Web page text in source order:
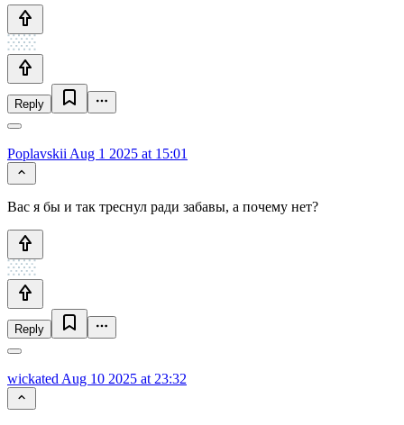
Reply
Poplavskii Aug 1 2025 at 15:01
Вас я бы и так треснул ради забавы, а почему нет?
Reply
wickated Aug 10 2025 at 23:32